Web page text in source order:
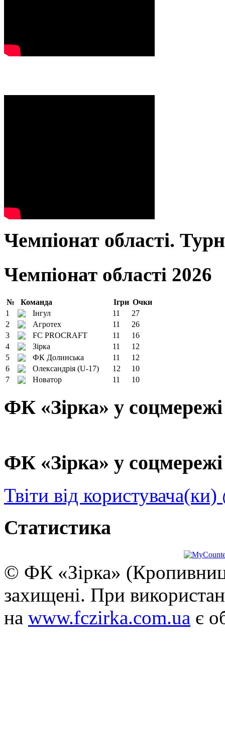
Чемпіонат області.
Чемпіонат області 2026
№ Команда Ігри Очки
1
Інгул 11
27
2
Агротех 11
26
3
FC PROCRAFT 11
16
4
Зірка 11
12
5
ФК Долинська 11
12
6
Олександрія (U-17) 12
10
7
Новатор 11 10
ФК «Зірка» у
ФК «Зірка» у
Твіти від
Статистика
© ФК «Зірка»
захищені. При
на www.fczirka.com.ua є